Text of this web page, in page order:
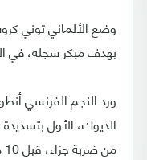
وضع الألماني توني
بهدف مبكر سجله، في الدقيقة 14 من
ورد النجم الفرنسي
من ضربة جزاء، قبل 10 دقائق من نهاية الوقت الأصلي للقاء.